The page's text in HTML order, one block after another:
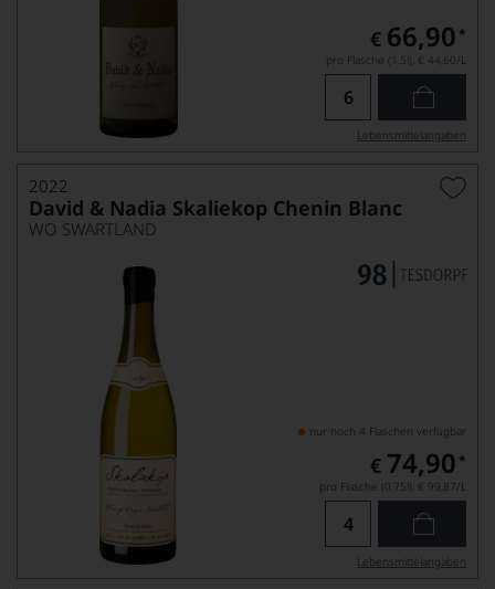
€ 66,90 *
pro Flasche (1.5l), € 44,60/L
Lebensmittel­angaben
2022
David & Nadia Skaliekop Chenin Blanc
WO SWARTLAND
nur noch 4 Flaschen verfügbar
€ 74,90 *
pro Flasche (0.75l), € 99,87/L
Lebensmittel­angaben